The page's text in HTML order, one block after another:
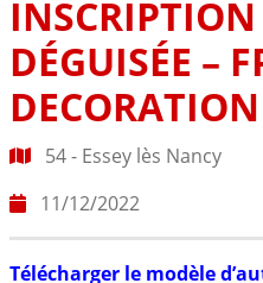
DÉGUISÉE –
54 - Essey lès Nancy
11/12/2022
Télécharger le modèle